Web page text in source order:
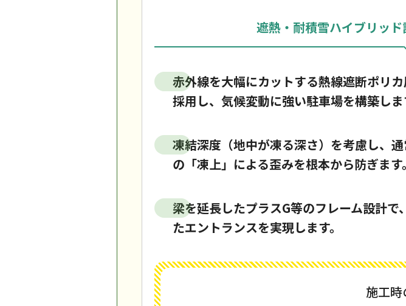
遮熱・耐積雪ハイブリッ
赤外線を大幅にカットする熱線遮断ポリ
採用し、気候変動に強い駐車場を構築しま
凍結深度（地中が凍る深さ）を考慮し、
の「凍上」による歪みを根本から防ぎます。
梁を延長したプラスG等のフレーム設計
たエントランスを実現します。
施工